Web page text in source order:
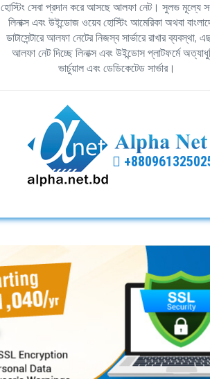
হোস্টিং সেবা প্রদান করে আসছে আলফা নেট। সুলভ মূল্যে
লিনাক্স এবং উইন্ডোজ ওয়েব হোস্টিং আমেরিকা অথবা
ডাটাসেন্টারে আলফা নেটের নিজস্ব সার্ভারে রাখার ব্যবস্থা,
আলফা নেট দিচ্ছে লিনাক্স এবং উইন্ডোস প্লাটফর্মে
ভার্চুয়াল এবং ডেডিকেটেড সার্ভার।